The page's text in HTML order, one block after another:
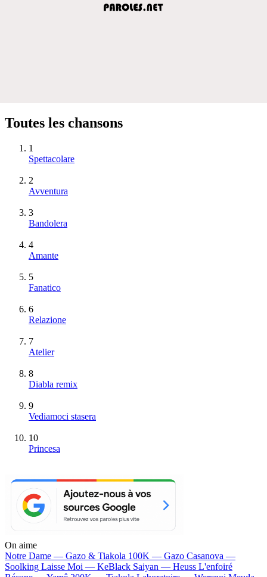
Toutes les chansons
1
Spettacolare
2
Avventura
3
Bandolera
4
Amante
5
Fanatico
6
Relazione
7
Atelier
8
Diabla remix
9
Vediamoci stasera
10
Princesa
On aime
Notre Dame — Gazo & Tiakola 100K — Gazo Casanova —
Soolking Laisse Moi — KeBlack Saiyan — Heuss L'enfoiré